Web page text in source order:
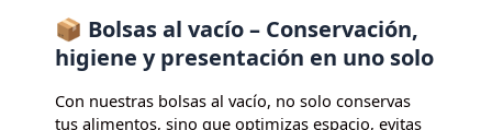
📦 Bolsas al vacío – Conservación,
higiene y presentación en uno solo
Con nuestras bolsas al vacío, no solo conservas
tus alimentos, sino que optimizas espacio, evitas